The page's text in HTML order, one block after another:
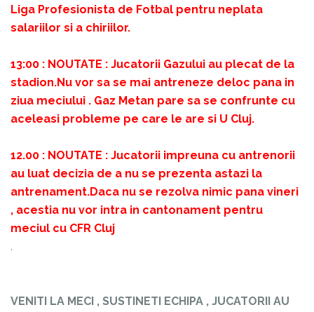
Liga Profesionista de Fotbal pentru neplata
salariilor si a chiriilor.
13:00 : NOUTATE : Jucatorii Gazului au plecat de la
stadion.Nu vor sa se mai antreneze deloc pana in
ziua meciului . Gaz Metan pare sa se confrunte cu
aceleasi probleme pe care le are si U Cluj.
12.00 : NOUTATE : Jucatorii impreuna cu antrenorii
au luat decizia de a nu se prezenta astazi la
antrenament.Daca nu se rezolva nimic pana vineri
, acestia nu vor intra in cantonament pentru
meciul cu CFR Cluj
.
VENITI LA MECI , SUSTINETI ECHIPA , JUCATORII AU